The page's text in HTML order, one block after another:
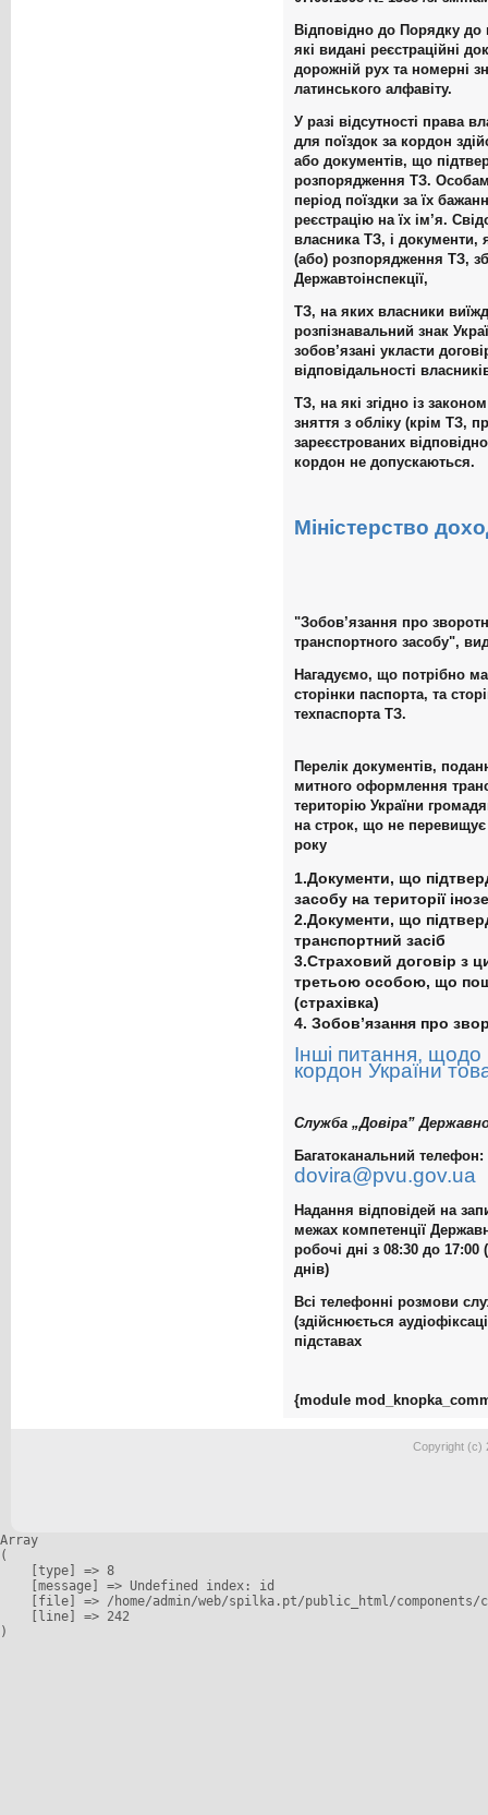
Відповідно до Порядку до
які видані реєстраційні
дорожній рух та номерні
латинського алфавіту.
У разі відсутності права
для поїздок за кордон
або документів, що
розпорядження ТЗ.
період поїздки за їх
реєстрацію на їх ім’я.
власника ТЗ, і документи,
(або) розпорядження ТЗ,
Державтоінспекції,
ТЗ, на яких власники
розпізнавальний знак
зобов’язані укласти
відповідальності
ТЗ, на які згідно із
зняття з обліку (крім ТЗ,
зареєстрованих
кордон не допускаються.
Міністерство
"Зобов’язання про
транспортного засобу",
Нагадуємо, що потрібно
сторінки паспорта, та
техпаспорта ТЗ.
Перелік документів,
митного оформлення
територію України
на строк, що не перевищує
року
1.Документи, що
засобу на території
2.Документи, що
транспортний засіб
3.Страховий договір з
третьою особою, що
(страхівка)
4. Зобов’язання про
Інші питання,
кордон України
Cлужба „Довіра”
Багатоканальний телефон:
dovira@pvu.gov.ua
Надання відповідей на
межах компетенції
робочі дні з 08:30 до
днів)
Всі телефонні розмови
(здійснюється
підставах
{module
Copyright (c)
Array
(
    [type] => 8
    [message] => Undefined index: id
[file] => /home/admin/web/spilka.pt/public_html/
    [line] => 242